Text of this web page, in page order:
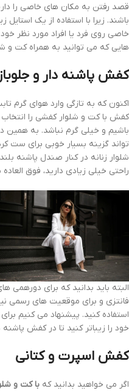
قصد رفتن به مکان های خاصی را
باشند. زیرا با استفاده از یک استایل
خاصی روی فرد یا افراد مورد نظر
هایی که می توانید به همراه کت و
کفش پاشنه دار و
اکنون که به تازگی وارد هوای گرم
کفش با کت و شلوار کفشی را
باشیم و خیلی گرم نباشد. به
تواند گزینه بسیار خوبی برای ست
شلوار زنانه در کنار صندل پاشنه
راحتی خیلی زیادی دارید، فوق
البته باید بدانید که برای دورهمی
فانتزی و برای موقعیت های رسمی
استفاده کنید. پیشنهاد می کنیم
خود را زیباتر کنید تا در کفش پاشنه
کفش اسپرت و کتانی
اگر می خواهید بدانید که با کت و